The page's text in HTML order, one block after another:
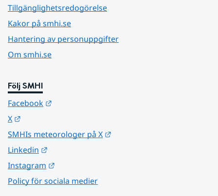
Tillgänglighetsredogörelse
Kakor på smhi.se
Hantering av personuppgifter
Om smhi.se
Följ SMHI
Facebook
X
SMHIs meteorologer på X
Linkedin
Instagram
Policy för sociala medier